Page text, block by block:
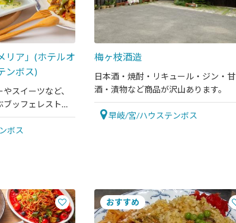
リア」(ホテルオ
ンボス)
スイーツなど、
ッフェレストラ
ジです
ボス
梅ヶ枝酒造
日本酒・焼酎・リキュール・ジン・甘
酒・漬物など商品が沢山あります。
早岐/宮/ハウステンボス